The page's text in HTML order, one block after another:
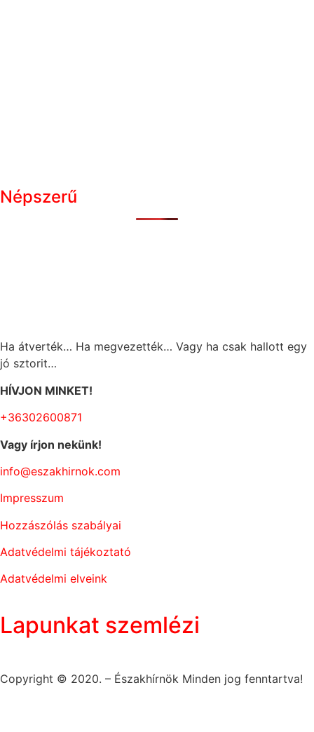
Népszerű
Ha átverték… Ha megvezették… Vagy ha csak hallott egy
jó sztorit…
HÍVJON MINKET!
+36302600871
Vagy írjon nekünk!
info@eszakhirnok.com
Impresszum
Hozzászólás szabályai
Adatvédelmi tájékoztató
Adatvédelmi elveink
Lapunkat szemlézi
Copyright © 2020. – Északhírnök Minden jog fenntartva!